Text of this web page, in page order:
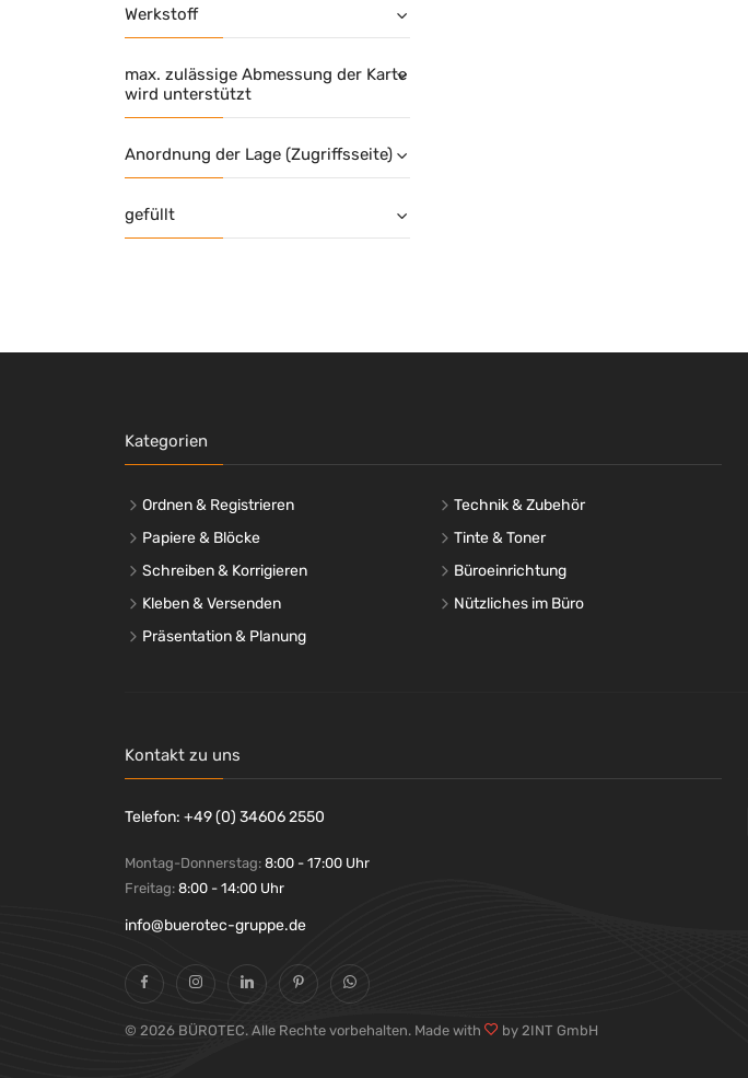
Werkstoff
max. zulässige Abmessung der Karte
wird unterstützt
Anordnung der Lage (Zugriffsseite)
gefüllt
Kategorien
Ordnen & Registrieren
Papiere & Blöcke
Schreiben & Korrigieren
Kleben & Versenden
Präsentation & Planung
Technik & Zubehör
Tinte & Toner
Büroeinrichtung
Nützliches im Büro
Kontakt zu uns
Telefon: +49 (0) 34606 2550
Montag-Donnerstag: 8:00 - 17:00 Uhr
Freitag: 8:00 - 14:00 Uhr
info@buerotec-gruppe.de
© 2026 BÜROTEC. Alle Rechte vorbehalten. Made with by 2INT GmbH